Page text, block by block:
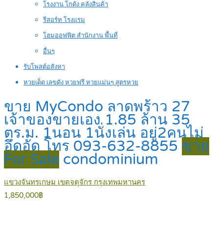
โรงงาน โกดัง คลังสินค้า
รีสอร์ท โรงแรม
โฮมออฟฟิต สำนักงาน พื้นที่
อื่นๆ
รับโพสต์อสังหา
หวยเด็ด เลขดัง หวยฟรี หวยแม่นๆ สูตรหวย
ขาย MyCondo ลาดพร้าว 27
เจ้าของขายเอง 1.85 ล้าน 35
ตร.ม. 1นอน 1นั่งเล่น อยู่2คนไม่
อึดอัด โทร 093-632-8855 ขาย
For Sale condominium
แขวงจันทรเกษม เขตจตุจักร กรุงเทพมหานคร
1,850,000฿